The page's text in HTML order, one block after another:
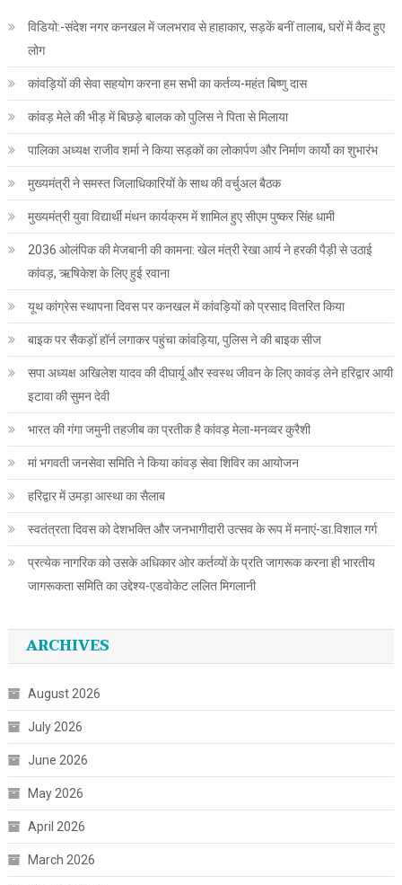
विडियो:-संदेश नगर कनखल में जलभराव से हाहाकार, सड़कें बनीं तालाब, घरों में कैद हुए
लोग
कांवड़ियों की सेवा सहयोग करना हम सभी का कर्तव्य-महंत बिष्णु दास
कांवड़ मेले की भीड़ में बिछड़े बालक को पुलिस ने पिता से मिलाया
पालिका अध्यक्ष राजीव शर्मा ने किया सड़कों का लोकार्पण और निर्माण कार्यो का शुभारंभ
मुख्यमंत्री ने समस्त जिलाधिकारियों के साथ की वर्चुअल बैठक
मुख्यमंत्री युवा विद्यार्थी मंथन कार्यक्रम में शामिल हुए सीएम पुष्कर सिंह धामी
2036 ओलंपिक की मेजबानी की कामना: खेल मंत्री रेखा आर्य ने हरकी पैड़ी से उठाई
कांवड़, ऋषिकेश के लिए हुई रवाना
यूथ कांग्रेस स्थापना दिवस पर कनखल में कांवड़ियों को प्रसाद वितरित किया
बाइक पर सैकड़ों हॉर्न लगाकर पहुंचा कांवड़िया, पुलिस ने की बाइक सीज
सपा अध्यक्ष अखिलेश यादव की दीघार्यू और स्वस्थ जीवन के लिए कावंड़ लेने हरिद्वार आयी
इटावा की सुमन देवी
भारत की गंगा जमुनी तहजीब का प्रतीक है कांवड़ मेला-मनव्वर कुरैशी
मां भगवती जनसेवा समिति ने किया कांवड़ सेवा शिविर का आयोजन
हरिद्वार में उमड़ा आस्था का सैलाब
स्वतंत्रता दिवस को देशभक्ति और जनभागीदारी उत्सव के रूप में मनाएं-डा.विशाल गर्ग
प्रत्येक नागरिक को उसके अधिकार ओर कर्तव्यों के प्रति जागरूक करना ही भारतीय
जागरूकता समिति का उद्देश्य-एडवोकेट ललित मिगलानी
ARCHIVES
August 2026
July 2026
June 2026
May 2026
April 2026
March 2026